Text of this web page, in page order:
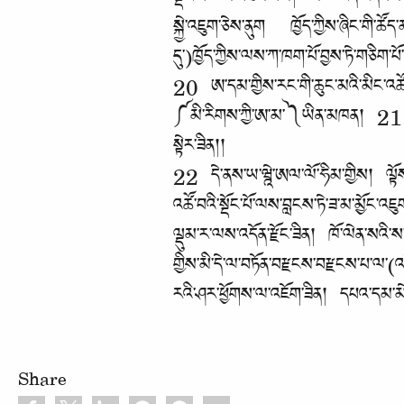
སྐྱེ་འཇུག་ཅེས་ནུག
20
༼མི་རིགས་ཀྱི་ཨ་མ་༽ཡིན་མཁན། 21
སྟེར་ཟིན།།
22 དེ་ནས་ཡ་ཝྰེ་ཨལ་ལོ་ཧིམ་གྱིས།
ལྡུམ་ར་ལས་འདོན་རྫོང་ཟིན།
རའི་ཤར་ཕྱོགས་ལ་འཇོག་ཟིན།
Share